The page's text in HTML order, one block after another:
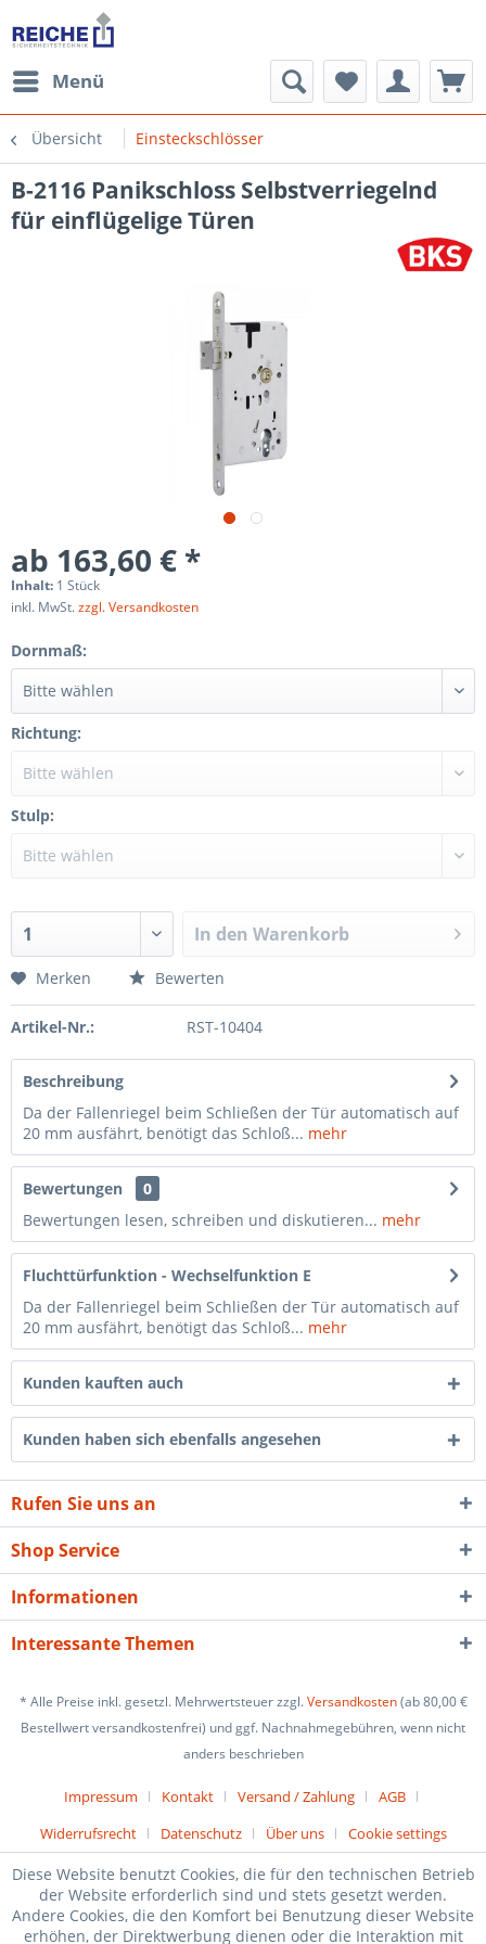
Menü
Übersicht Einsteckschlösser
B-2116 Panikschloss Selbstverriegelnd
für einflügelige Türen
ab 163,60 € *
Inhalt: 1 Stück
inkl. MwSt.zzgl. Versandkosten
Dornmaß:
Richtung:
Stulp:
In den Warenkorb
Merken Bewerten
Artikel-Nr.: RST-10404
Beschreibung
Da der Fallenriegel beim Schließen der Tür automatisch auf
20 mm ausfährt, benötigt das Schloß... mehr
Bewertungen
0
Bewertungen lesen, schreiben und diskutieren... mehr
Fluchttürfunktion - Wechselfunktion E
Da der Fallenriegel beim Schließen der Tür automatisch auf
20 mm ausfährt, benötigt das Schloß... mehr
Kunden kauften auch
Kunden haben sich ebenfalls angesehen
Rufen Sie uns an
Shop Service
Informationen
Interessante Themen
* Alle Preise inkl. gesetzl. Mehrwertsteuer zzgl.Versandkosten(ab 80,00 €
Bestellwert versandkostenfrei) und ggf. Nachnahmegebühren, wenn nicht
anders beschrieben
Impressum Kontakt Versand / Zahlung
AGB
Widerrufsrecht
Datenschutz Über uns Cookie settings
Diese Website benutzt Cookies, die für den technischen Betrieb
der Website erforderlich sind und stets gesetzt werden.
Andere Cookies, die den Komfort bei Benutzung dieser Website
erhöhen, der Direktwerbung dienen oder die Interaktion mit